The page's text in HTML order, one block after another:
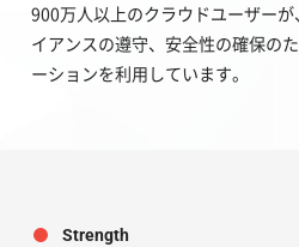
900万人以上のクラウドユーザー
イアンスの遵守、安全性の確保の
ーションを利用しています。
Strength